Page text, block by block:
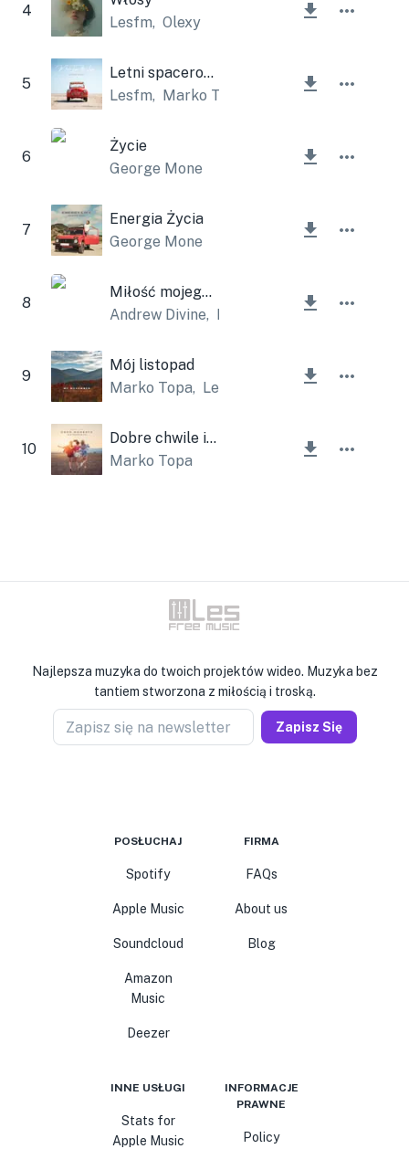
4
Lesfm, Olexy
5
Letni spacerowicz
Lesfm, Marko Topa
6
Życie
George Mone
7
Energia Życia
George Mone
8
Miłość mojego życia
Andrew Divine, Lesfm
9
Mój listopad
Marko Topa, Lesfm
10
Dobre chwile instrumentalne
Marko Topa
Najlepsza muzyka do twoich projektów wideo. Muzyka bez
tantiem stworzona z miłością i troską.
Zapisz się na newsletter Zapisz Się
POSŁUCHAJ
Spotify
Apple Music
Soundcloud
Amazon
Music
Deezer
FIRMA
FAQs
About us
Blog
INNE USŁUGI
Stats for
Apple Music
INFORMACJE
PRAWNE
Policy